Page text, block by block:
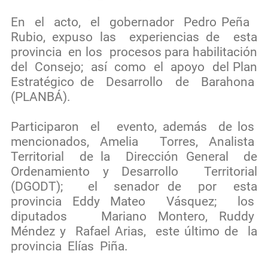
En el acto, el gobernador Pedro Peña
Rubio, expuso las experiencias de esta
provincia en los procesos para habilitación
del Consejo; así como el apoyo del Plan
Estratégico de Desarrollo de Barahona
(PLANBÁ).
Participaron el evento, además de los
mencionados, Amelia Torres, Analista
Territorial de la Dirección General de
Ordenamiento y Desarrollo Territorial
(DGODT); el senador de por esta
provincia Eddy Mateo Vásquez; los
diputados Mariano Montero, Ruddy
Méndez y Rafael Arias, este último de la
provincia Elías Piña.